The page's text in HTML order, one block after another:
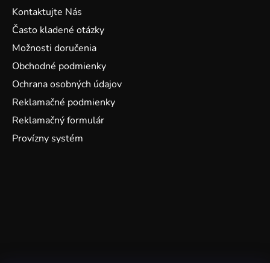
Kontaktujte Nás
Často kladené otázky
Možnosti doručenia
Obchodné podmienky
Ochrana osobných údajov
Reklamačné podmienky
Reklamačný formulár
Provízny systém